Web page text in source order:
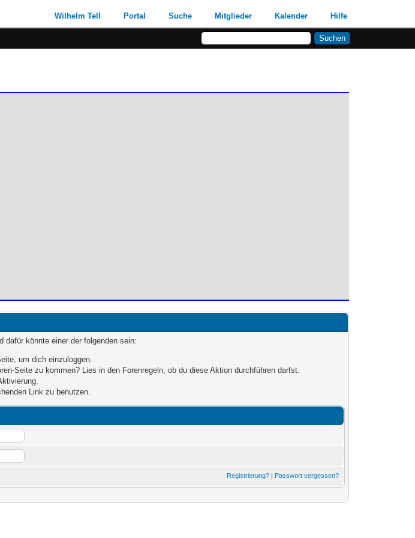
Wilhelm Tell Portal Suche Mitglieder Kalender Hilfe
dafür könnte einer der folgenden sein:
um dich einzuloggen.
Seite zu kommen? Lies in den Forenregeln, ob du diese Aktion durchführen darfst.
Link zu benutzen.
Registrierung? | Passwort vergessen?